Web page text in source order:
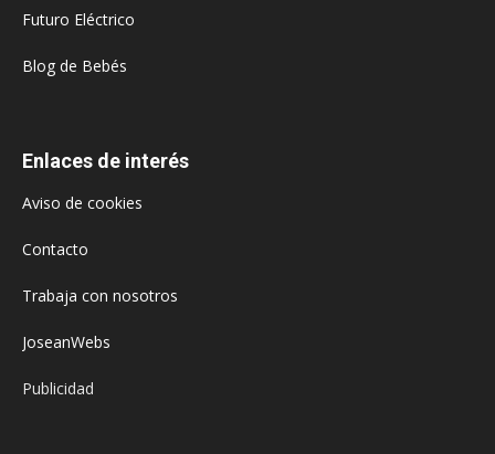
Futuro Eléctrico
Blog de Bebés
Enlaces de interés
Aviso de cookies
Contacto
Trabaja con nosotros
JoseanWebs
Publicidad